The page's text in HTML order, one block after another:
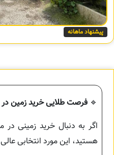
پیشنهاد ماهانه
🔹 فرصت طلایی خرید زمین
اگر به دنبال خرید زمینی
هستید، این مورد انتخابی